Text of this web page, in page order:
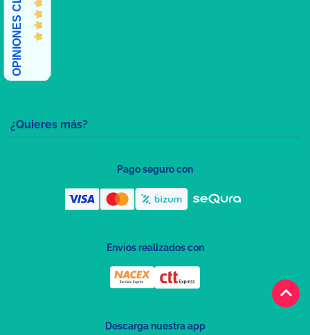
keyboard_arrow_up
¿Quieres más?
Pago seguro con
Envíos realizados con
Descarga nuestra app